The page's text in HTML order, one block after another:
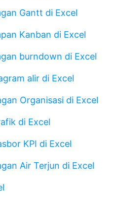
Gantt di Excel
Kanban di Excel
burndown di Excel
alir di Excel
Organisasi di Excel
di Excel
KPI di Excel
Air Terjun di Excel